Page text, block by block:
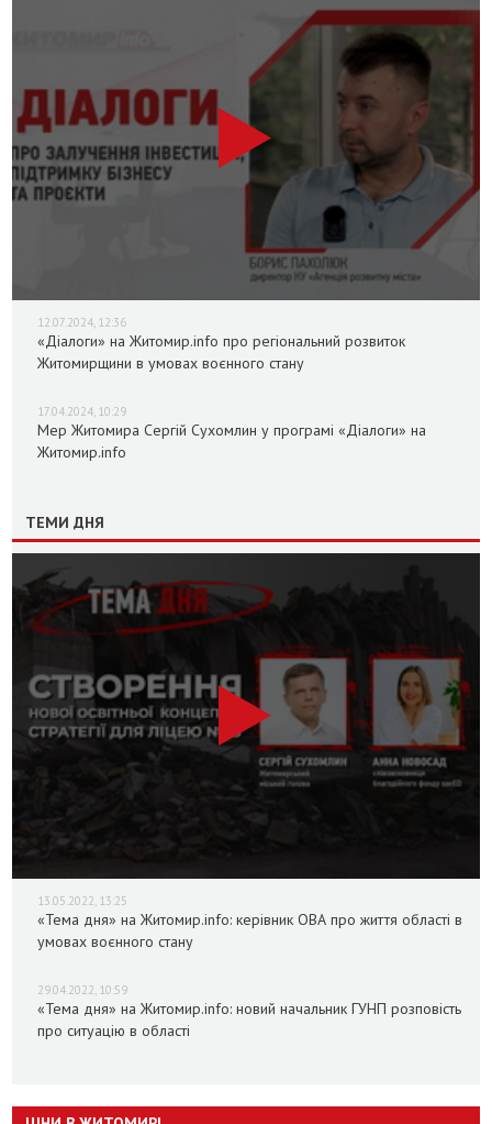
12.07.2024, 12:36
«Діалоги» на Житомир.info про регіональний розвиток
Житомирщини в умовах воєнного стану
17.04.2024, 10:29
Мер Житомира Сергій Сухомлин у програмі «Діалоги» на
Житомир.info
ТЕМИ ДНЯ
13.05.2022, 13:25
«Тема дня» на Житомир.info: керівник ОВА про життя області в
умовах воєнного стану
29.04.2022, 10:59
«Тема дня» на Житомир.info: новий начальник ГУНП розповість
про ситуацію в області